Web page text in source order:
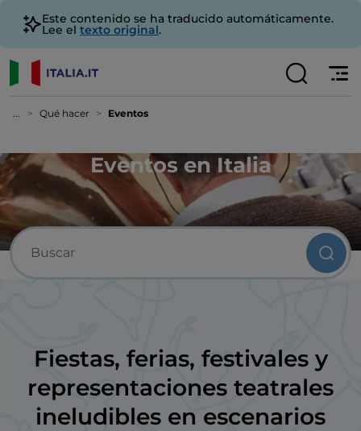
Este contenido se ha traducido automáticamente.
Lee el texto original.
... Qué hacer Eventos
Eventos en Italia
Fiestas, ferias, festivales y
representaciones teatrales
ineludibles en escenarios